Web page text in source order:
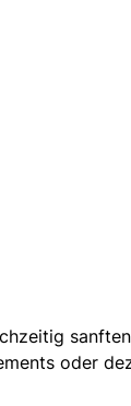
oder